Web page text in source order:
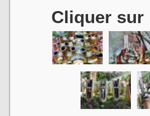
Cliquer sur